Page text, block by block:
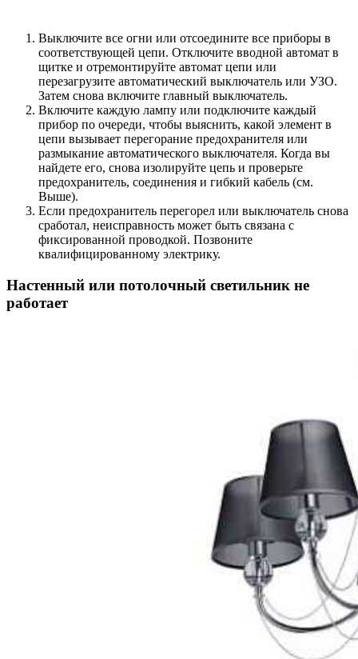
Выключите все огни или отсоедините все приборы в
соответствующей цепи. Отключите вводной автомат в
щитке и отремонтируйте автомат цепи или
перезагрузите автоматический выключатель или УЗО.
Затем снова включите главный выключатель.
Включите каждую лампу или подключите каждый
прибор по очереди, чтобы выяснить, какой элемент в
цепи вызывает перегорание предохранителя или
размыкание автоматического выключателя. Когда вы
найдете его, снова изолируйте цепь и проверьте
предохранитель, соединения и гибкий кабель (см.
Выше).
Если предохранитель перегорел или выключатель снова
сработал, неисправность может быть связана с
фиксированной проводкой. Позвоните
квалифицированному электрику.
Настенный или потолочный светильник не
работает